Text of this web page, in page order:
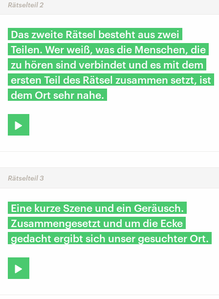
Rätselteil 2
Das zweite Rätsel besteht aus zwei
Teilen. Wer weiß, was die Menschen, die
zu hören sind verbindet und es mit dem
ersten Teil des Rätsel zusammen setzt, ist
dem Ort sehr nahe.
Rätselteil 3
Eine kurze Szene und ein Geräusch.
Zusammengesetzt und um die Ecke
gedacht ergibt sich unser gesuchter Ort.